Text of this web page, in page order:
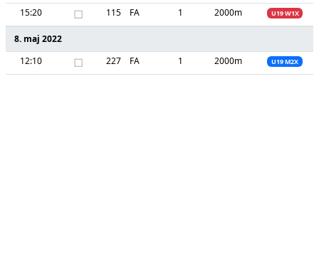
15:20 □ 115 FA 1 2000m U19 W1X
8. maj 2022
12:10
□ 227 FA 1 2000m U19 M2X